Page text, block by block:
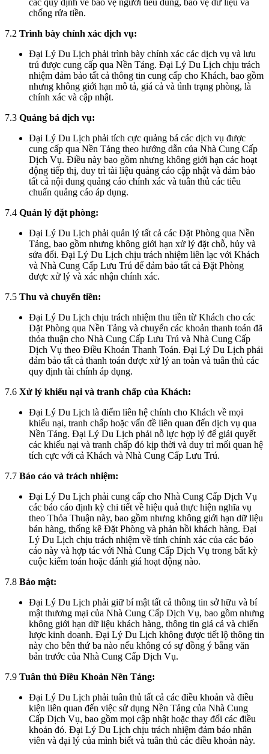
chống rửa tiền.
7.2 Trình bày chính xác dịch vụ:
Đại Lý Du Lịch phải trình bày chính xác các dịch vụ và lưu
trú được cung cấp qua Nền Tảng. Đại Lý Du Lịch chịu trách
nhiệm đảm bảo tất cả thông tin cung cấp cho Khách, bao gồm
nhưng không giới hạn mô tả, giá cả và tình trạng phòng, là
chính xác và cập nhật.
7.3 Quảng bá dịch vụ:
Đại Lý Du Lịch phải tích cực quảng bá các dịch vụ được
cung cấp qua Nền Tảng theo hướng dẫn của Nhà Cung Cấp
Dịch Vụ. Điều này bao gồm nhưng không giới hạn các hoạt
động tiếp thị, duy trì tài liệu quảng cáo cập nhật và đảm bảo
tất cả nội dung quảng cáo chính xác và tuân thủ các tiêu
chuẩn quảng cáo áp dụng.
7.4 Quản lý đặt phòng:
Đại Lý Du Lịch phải quản lý tất cả các Đặt Phòng qua Nền
Tảng, bao gồm nhưng không giới hạn xử lý đặt chỗ, hủy và
sửa đổi. Đại Lý Du Lịch chịu trách nhiệm liên lạc với Khách
và Nhà Cung Cấp Lưu Trú để đảm bảo tất cả Đặt Phòng
được xử lý và xác nhận chính xác.
7.5 Thu và chuyển tiền:
Đại Lý Du Lịch chịu trách nhiệm thu tiền từ Khách cho các
Đặt Phòng qua Nền Tảng và chuyển các khoản thanh toán đã
thỏa thuận cho Nhà Cung Cấp Lưu Trú và Nhà Cung Cấp
Dịch Vụ theo Điều Khoản Thanh Toán. Đại Lý Du Lịch phải
đảm bảo tất cả thanh toán được xử lý an toàn và tuân thủ các
quy định tài chính áp dụng.
7.6 Xử lý khiếu nại và tranh chấp của Khách:
Đại Lý Du Lịch là điểm liên hệ chính cho Khách về mọi
khiếu nại, tranh chấp hoặc vấn đề liên quan đến dịch vụ qua
Nền Tảng. Đại Lý Du Lịch phải nỗ lực hợp lý để giải quyết
các khiếu nại và tranh chấp đó kịp thời và duy trì mối quan hệ
tích cực với cả Khách và Nhà Cung Cấp Lưu Trú.
7.7 Báo cáo và trách nhiệm:
Đại Lý Du Lịch phải cung cấp cho Nhà Cung Cấp Dịch Vụ
các báo cáo định kỳ chi tiết về hiệu quả thực hiện nghĩa vụ
theo Thỏa Thuận này, bao gồm nhưng không giới hạn dữ liệu
bán hàng, thống kê Đặt Phòng và phản hồi khách hàng. Đại
Lý Du Lịch chịu trách nhiệm về tính chính xác của các báo
cáo này và hợp tác với Nhà Cung Cấp Dịch Vụ trong bất kỳ
cuộc kiểm toán hoặc đánh giá hoạt động nào.
7.8 Bảo mật:
Đại Lý Du Lịch phải giữ bí mật tất cả thông tin sở hữu và bí
mật thương mại của Nhà Cung Cấp Dịch Vụ, bao gồm nhưng
không giới hạn dữ liệu khách hàng, thông tin giá cả và chiến
lược kinh doanh. Đại Lý Du Lịch không được tiết lộ thông tin
này cho bên thứ ba nào nếu không có sự đồng ý bằng văn
bản trước của Nhà Cung Cấp Dịch Vụ.
7.9 Tuân thủ Điều Khoản Nền Tảng:
Đại Lý Du Lịch phải tuân thủ tất cả các điều khoản và điều
kiện liên quan đến việc sử dụng Nền Tảng của Nhà Cung
Cấp Dịch Vụ, bao gồm mọi cập nhật hoặc thay đổi các điều
khoản đó. Đại Lý Du Lịch chịu trách nhiệm đảm bảo nhân
viên và đại lý của mình biết và tuân thủ các điều khoản này.